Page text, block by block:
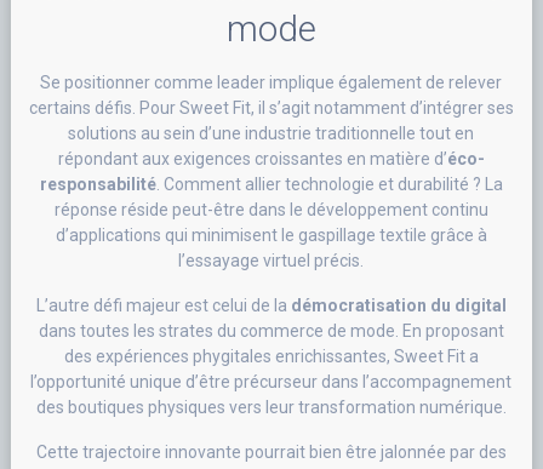
mode
Se positionner comme leader implique également de relever
certains défis. Pour Sweet Fit, il s’agit notamment d’intégrer ses
solutions au sein d’une industrie traditionnelle tout en
répondant aux exigences croissantes en matière d’éco-
responsabilité. Comment allier technologie et durabilité ? La
réponse réside peut-être dans le développement continu
d’applications qui minimisent le gaspillage textile grâce à
l’essayage virtuel précis.
L’autre défi majeur est celui de la démocratisation du digital
dans toutes les strates du commerce de mode. En proposant
des expériences phygitales enrichissantes, Sweet Fit a
l’opportunité unique d’être précurseur dans l’accompagnement
des boutiques physiques vers leur transformation numérique.
Cette trajectoire innovante pourrait bien être jalonnée par des